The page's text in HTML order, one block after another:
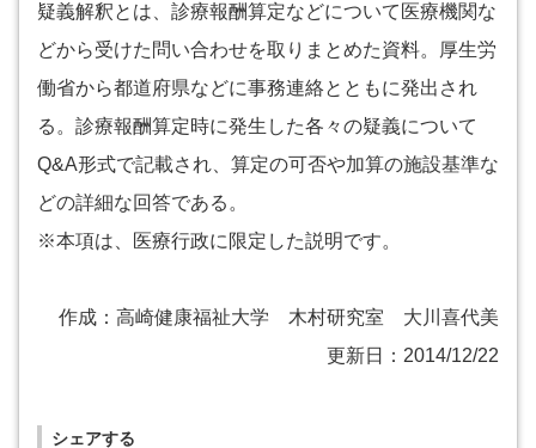
疑義解釈とは、診療報酬算定などについて医療機関な
どから受けた問い合わせを取りまとめた資料。厚生労
働省から都道府県などに事務連絡とともに発出され
る。診療報酬算定時に発生した各々の疑義について
Q&A形式で記載され、算定の可否や加算の施設基準な
どの詳細な回答である。
※本項は、医療行政に限定した説明です。
作成：高崎健康福祉大学 木村研究室 大川喜代美
更新日：2014/12/22
シェアする